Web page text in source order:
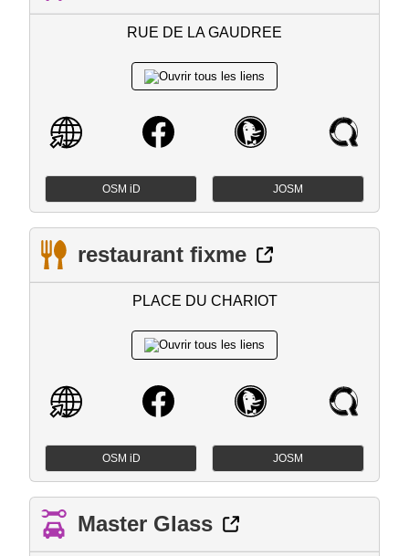
RUE DE LA GAUDREE
OSM iD JOSM
restaurant fixme
PLACE DU CHARIOT
OSM iD JOSM
Master Glass